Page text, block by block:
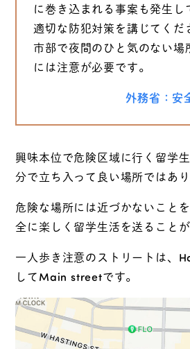
に巻き込まれる事案も発生し
適切な防犯対策を講じてくだ
市部で夜間のひと気のない場
には注意が必要です。
外務省：安
興味本位で危険区域に行く留学
分で立ち入って良い場所ではあり
危険な場所には近づかないこと
全に楽しく留学生活を送ること
一人歩き注意のストリートは、
してMain streetです。